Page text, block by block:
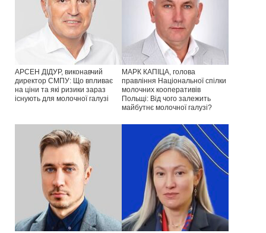
АРСЕН ДІДУР, виконавчий
директор СМПУ: Що впливає
на ціни та які ризики зараз
існують для молочної галузі
МАРК КАПІЦА, голова
правління Національної спілки
молочних кооперативів
Польщі: Від чого залежить
майбутнє молочної галузі?